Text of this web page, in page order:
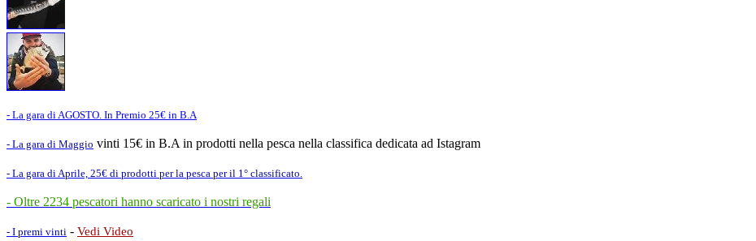
- La gara di AGOSTO. In Premio 25€ in B.A
- La gara di Maggio vinti 15€ in B.A in prodotti nella pesca nella classifica dedicata ad Istagram
- La gara di Aprile, 25€ di prodotti per la pesca per il 1° classificato.
- Oltre 2234 pescatori hanno scaricato i nostri regali
- I premi vinti - Vedi Video